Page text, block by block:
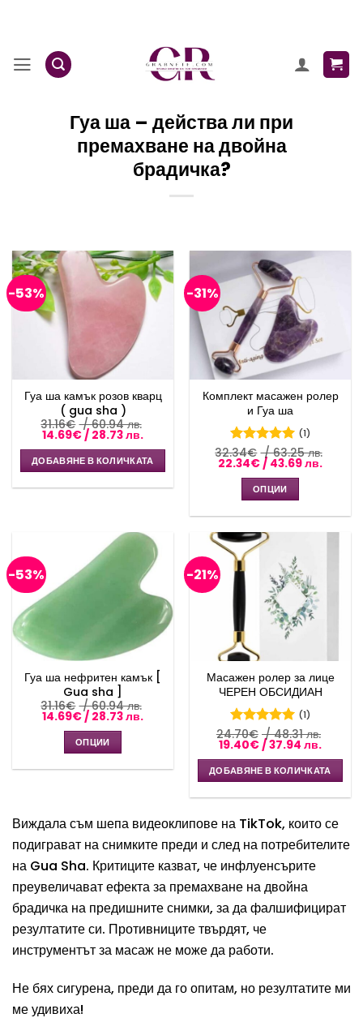
content
Гуа ша – действа ли при
премахване на двойна
брадичка?
-53%
Гуа ша камък розов кварц
( gua sha )
31.16€ / 60.94 лв.
Original
price
was:
31.16€
/
60.94 лв..
14.69€/ 28.73 лв.Текущата
цена
е:
14.69€
/
28.73 лв..
ДОБАВЯНЕ В КОЛИЧКАТА
-31%
Комплект масажен ролер
и Гуа ша
Оценено с
5от 5
(1)
32.34€ / 63.25 лв.
Original
price
was:
32.34€
63.25 лв..
22.34€ / 43.69 лв.
цена
43.69
ОПЦИИ
has
multiple
variants.
The
options
may
on
the
product
page
-53%
Гуа ша нефритен камък [
Gua sha ]
31.16€ / 60.94 лв.
Original
price
was:
31.16€
60.94 лв..
14.69€/ 28.73 лв.Текущата
цена
28.73 лв..
ОПЦИИ
variants.
The
options
may
be
chosen
the
page
-21%
Масажен ролер за лице
ЧЕРЕН ОБСИДИАН
Оценено с
5от 5
(1)
24.70€ / 48.31 лв.
Original
price
was:
24.70€
/
48.31 лв..
19.40€ / 37.94 лв.
цена
е:
19.40€
/
37.94
ДОБАВЯНЕ В КОЛИЧКАТА
Виждала съм шепа видеоклипове на TikTok, които се
подиграват на снимките преди и след на потребителите
на Gua Sha. Критиците казват, че инфлуенсърите
преувеличават ефекта за премахване на двойна
брадичка на предишните снимки, за да фалшифицират
резултатите си. Противниците твърдят, че
инструментът за масаж не може да работи.
Не бях сигурена, преди да го опитам, но резултатите ми
ме удивиха!